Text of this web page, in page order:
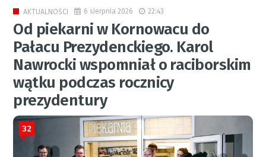
AKTUALNOŚCI 6 sierpnia 2026 22:43
Od piekarni w Kornowacu do
Pałacu Prezydenckiego. Karol
Nawrocki wspomniał o raciborskim
wątku podczas rocznicy
prezydentury
32